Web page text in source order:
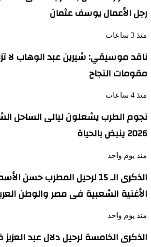
رجل الأعمال يوسف عثمان
منذ 3 ساعات
ناقد موسيقي: شيرين عبد الوهاب لا
مقومات النجاح
منذ 4 ساعات
نجوم الطرب يشعلون ليالى الساحل
2026 ينبض بالحياة
منذ يوم واحد
الذكرى الـ 15 لرحيل المطرب حسن
الأغنية الشعبية فى مصر والوطن
منذ يوم واحد
الذكرى الخامسة لرحيل دلال عبد العزيز